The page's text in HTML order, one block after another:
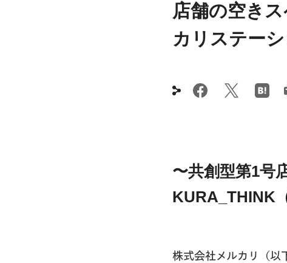
店舗の空き
カリステー
〜共創型第1号
KURA_THINK
株式会社メルカリ（以